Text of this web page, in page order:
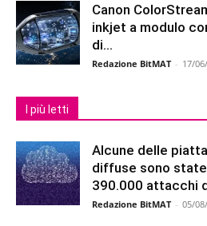
Canon
inkjet a modulo
di...
Redazione BitMAT - 17/
I più letti
Alcune delle
diffuse sono
390.000 attacchi
Redazione BitMAT - 05/